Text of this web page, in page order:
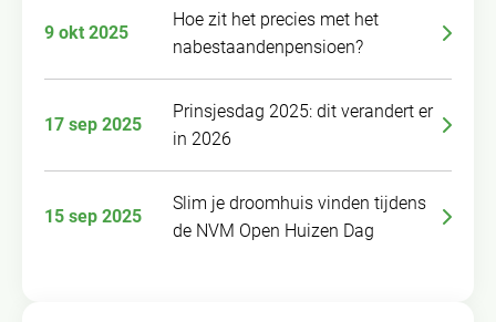
9 okt 2025
Hoe zit het precies met het
nabestaandenpensioen?
17 sep 2025
Prinsjesdag 2025: dit verandert er
in 2026
15 sep 2025
Slim je droomhuis vinden tijdens
de NVM Open Huizen Dag